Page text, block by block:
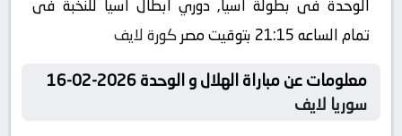
الوحدة فى بطولة آسيا, دوري أبطال آسيا للنخبة فى
تمام الساعه 21:15 بتوقيت مصر
كورة لايف
معلومات عن مباراة الهلال و الوحدة 2026-02-16
سوريا لايف